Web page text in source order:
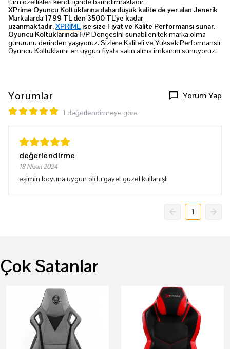
XPrime Oyuncu Koltuklarına daha düşük kalite de yer alan Jenerik
Markalarda 1799 TL den 3500 TL'ye kadar
uzanmaktadır.XPRİME ise size Fiyat ve Kalite Performansı sunar.
Oyuncu Koltuklarında F/PDengesini sunabilen tek marka olma
gururunu derinden yaşıyoruz. Sizlere Kaliteli ve Yüksek Performanslı
Oyuncu Koltuklarını en uygun fiyata satın alma imkanını sunuyoruz.
Yorumlar Yorum Yap
1 değerlendirmeye göre
değerlendirme
18 Nisan 2024
eşimin boyuna uygun oldu gayet güzel kullanışlı
1
Çok Satanlar